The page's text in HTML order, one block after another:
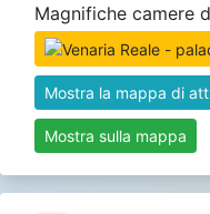
Magnifiche camere
Mostra la mappa di
Mostra sulla mappa